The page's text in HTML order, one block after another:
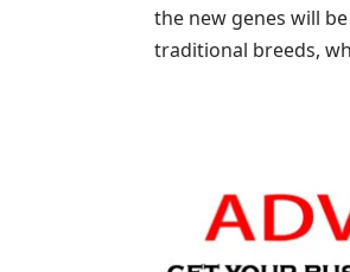
the new genes will
traditional breeds,